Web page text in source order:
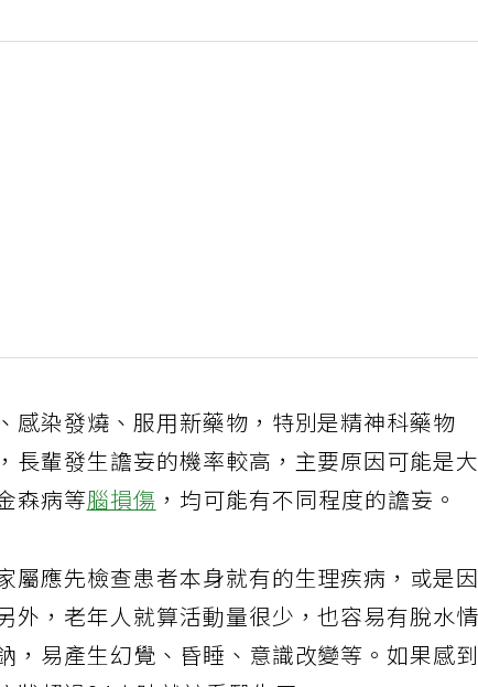
感染發燒、服用新藥物，特別是精神科藥物
長輩發生譫妄的機率較高，主要原因可能是大
森病等腦損傷 ，均可能有不同程度的譫妄。
屬應先檢查患者本身就有的生理疾病，或是因
外，老年人就算活動量很少，也容易有脫水情
，易產生幻覺、昏睡、意識改變等。如果感到